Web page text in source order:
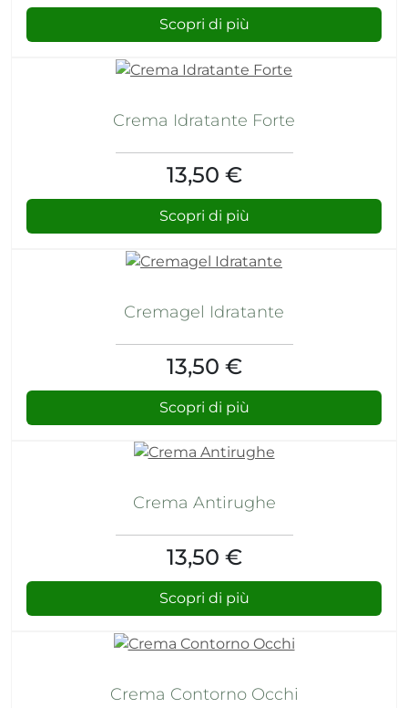
Scopri di più
Crema Idratante Forte
13,50 €
Scopri di più
Cremagel Idratante
13,50 €
Scopri di più
Crema Antirughe
13,50 €
Scopri di più
Crema Contorno Occhi